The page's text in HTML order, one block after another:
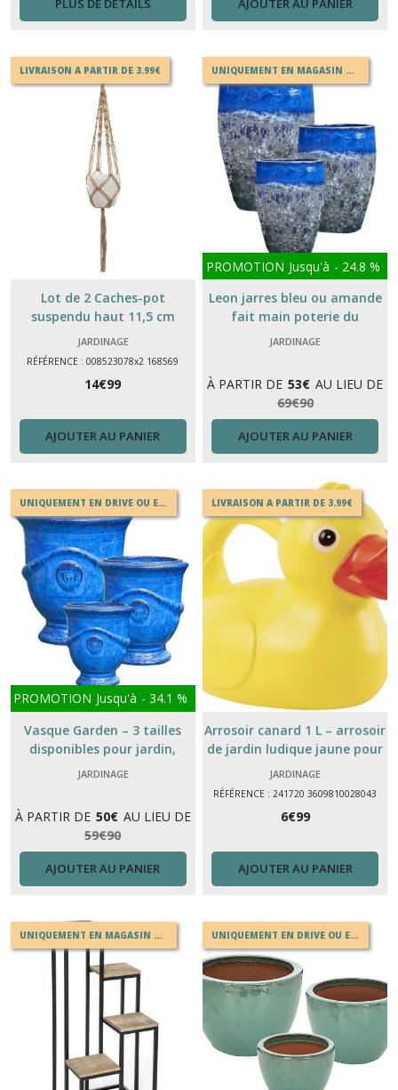
PLUS DE DÉTAILS AJOUTER AU PANIER
LIVRAISON A PARTIR DE 3.99€
Lot de 2 Caches-pot
suspendu haut 11,5 cm
JARDINAGE
RÉFÉRENCE : 008523078x2 168569
14€99
AJOUTER AU PANIER
UNIQUEMENT EN MAGASIN OU EN DRIVE
PROMOTION Jusqu'à - 24.8 %
Leon jarres bleu ou amande
fait main poterie du
bousquet
JARDINAGE
À PARTIR DE 53€ AU LIEU DE
69€90
AJOUTER AU PANIER
UNIQUEMENT EN DRIVE OU EN MAGASIN
PROMOTION Jusqu'à - 34.1 %
Vasque Garden – 3 tailles
disponibles pour jardin,
terrasse ou intérieur 32cm à
JARDINAGE
À PARTIR DE 50€ AU LIEU DE
59€90
AJOUTER AU PANIER
LIVRAISON A PARTIR DE 3.99€
Arrosoir canard 1 L – arrosoir
de jardin ludique jaune pour
plantes
JARDINAGE
RÉFÉRENCE : 241720 3609810028043
6€99
AJOUTER AU PANIER
UNIQUEMENT EN MAGASIN OU EN DRIVE UNIQUEMENT EN DRIVE OU EN MAGASIN